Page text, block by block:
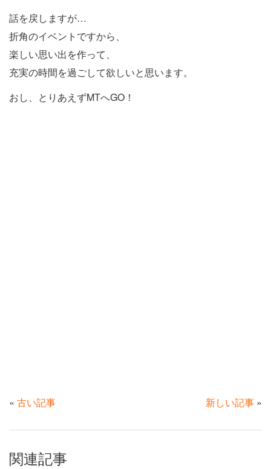
話を戻しますが…
折角のイベントですから、
楽しい思い出を作って、
充実の時間を過ごして欲しいと思います。
おし、とりあえずMTへGO！
« 古い記事 新しい記事 »
関連記事